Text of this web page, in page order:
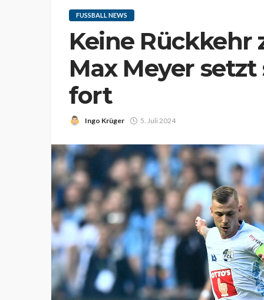
FUSSBALL NEWS
Keine Rückkehr
Max Meyer
fort
Ingo Krüger 5. Juli 2024